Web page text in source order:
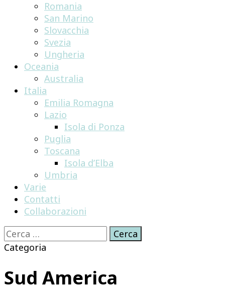
Romania
San Marino
Slovacchia
Svezia
Ungheria
Oceania
Australia
Italia
Emilia Romagna
Lazio
Isola di Ponza
Puglia
Toscana
Isola d’Elba
Umbria
Varie
Contatti
Collaborazioni
Ricerca
per:
Categoria
Sud America